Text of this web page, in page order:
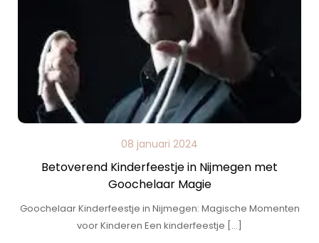
08 januari 2024
Betoverend Kinderfeestje in Nijmegen met
Goochelaar Magie
Goochelaar Kinderfeestje in Nijmegen: Magische Momenten
voor Kinderen Een kinderfeestje […]